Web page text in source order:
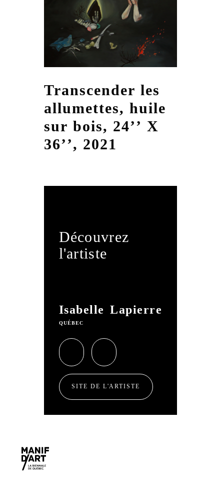
Transcender les
allumettes, huile
sur bois, 24’’ X
36’’, 2021
Découvrez
l'artiste
Isabelle Lapierre
QUÉBEC
SITE DE L'ARTISTE